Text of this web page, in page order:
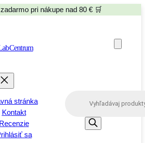
pri nákupe nad 80 € 🛒
stránka
Kontakt
Recenzie
sa